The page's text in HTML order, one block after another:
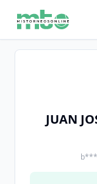
JUAN